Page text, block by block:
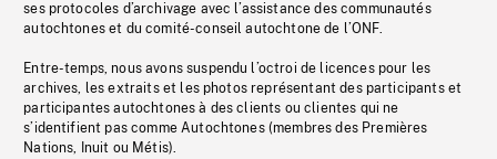
ses protocoles d’archivage avec l’assistance des communautés
autochtones et du comité-conseil autochtone de l’ONF.
Entre-temps, nous avons suspendu l’octroi de licences pour les
archives, les extraits et les photos représentant des participants et
participantes autochtones à des clients ou clientes qui ne
s’identifient pas comme Autochtones (membres des Premières
Nations, Inuit ou Métis).